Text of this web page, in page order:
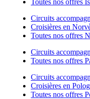
Toutes nos offres
Circuits
Croisières en
Toutes nos offres
Circuits
Toutes nos offres
Circuits
Croisières en
Toutes nos offres